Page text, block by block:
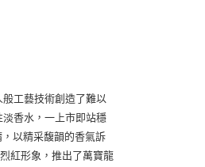
工藝技術創造了難以
香水，一上市即站穩
以精采馥韻的香氣訴
紅形象，推出了萬寶龍